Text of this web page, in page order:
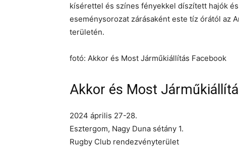
kísérettel és színes fényekkel díszített hajók
eseménysorozat zárásaként este tíz órától az
területén.
fotó: Akkor és Most Járműkiállítás Facebook
Akkor és Most
2024 április 27-28.
Esztergom, Nagy Duna sétány 1.
Rugby Club rendezvényterület